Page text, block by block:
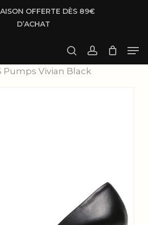
OFFERTE DÈS 89€
D’ACHAT
Chaussures
Pumps Vivian Black